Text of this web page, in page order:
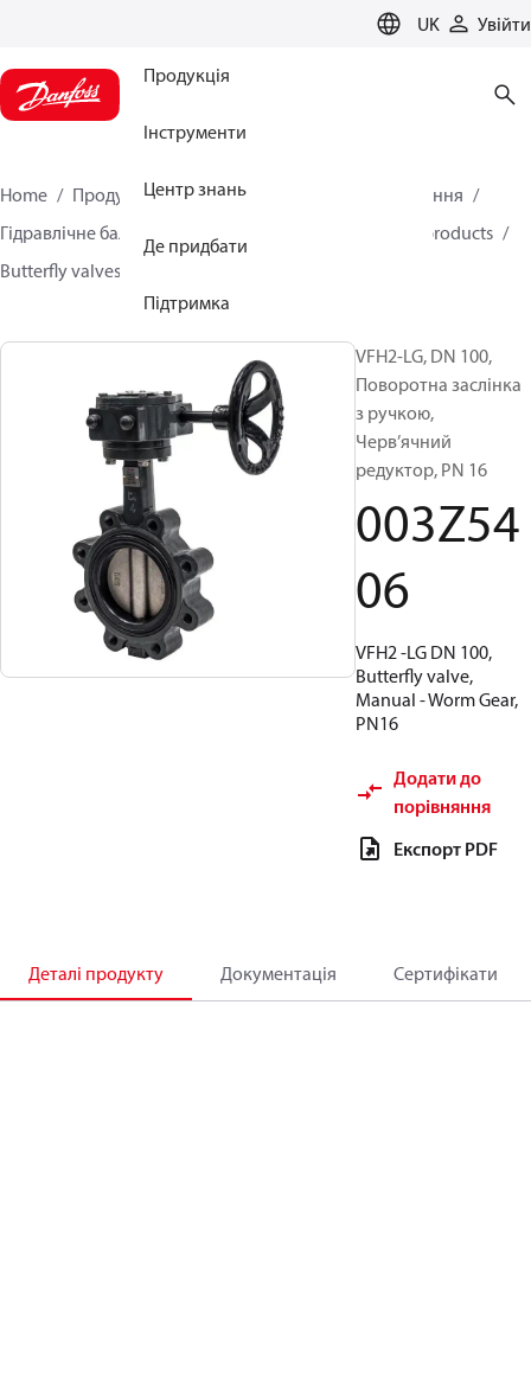
UK Увійти
Продукція
Інструменти
Центр знань
Де придбати
Підтримка
Home Продукція
Кліматичні рішення для опалення
Гідравлічне балансування та регулювання
Other products
Butterfly valves
VFH2-LG, DN 100,
Поворотна заслінка
з ручкою,
Черв’ячний
редуктор, PN 16
003Z54
06
VFH2 -LG DN 100,
Butterfly valve,
Manual - Worm Gear,
PN16
Додати до
порівняння
Експорт PDF
Деталі продукту Документація Сертифікати